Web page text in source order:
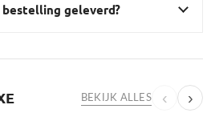
geleverd?
BEKIJK ALLES ‹ ›